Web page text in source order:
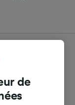
vous
simplement
les temps
de